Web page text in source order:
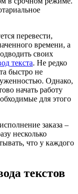
перевести,
времени, а
своих
текста. Не редко
быстро не
Однако,
начать работу
для этого
заказа –
несколько
что у каждого
текстов